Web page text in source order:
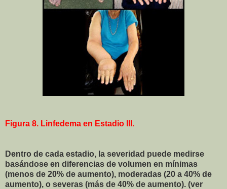
Figura 8. Linfedema en Estadio III.
Dentro de cada estadio, la severidad puede medirse
basándose en diferencias de volumen en mínimas
(menos de 20% de aumento), moderadas (20 a 40% de
aumento), o severas (más de 40% de aumento). (ver